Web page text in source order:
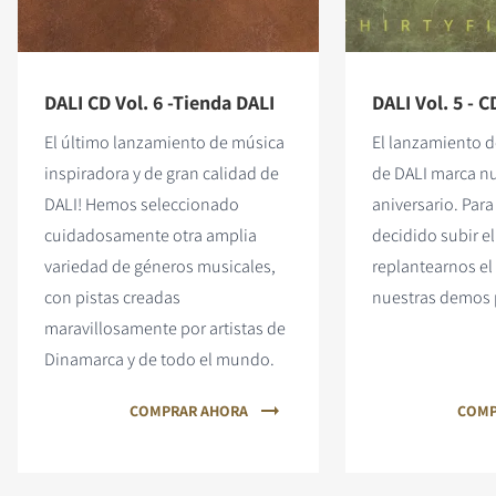
DALI CD Vol. 6 -Tienda DALI
El último lanzamiento de música
inspiradora y de gran calidad de
DALI! Hemos seleccionado
cuidadosamente otra amplia
variedad de géneros musicales,
con pistas creadas
maravillosamente por artistas de
Dinamarca y de todo el mundo.
COMPRAR AHORA
DALI Vol. 5 -
El lanzamiento
de DALI marca
aniversario.
decidido subir
replantearnos
nuestras